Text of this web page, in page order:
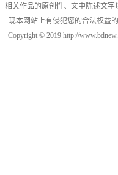
相关作品的原创性、文中陈述文
现本网站上有侵犯您的合法权益
Copyright © 2019 http://